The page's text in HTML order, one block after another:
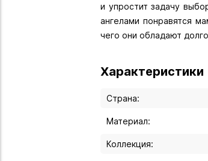
и упростит задачу
ангелами понравятся
чего они обладают
Характеристики
Страна:
Материал:
Коллекция: